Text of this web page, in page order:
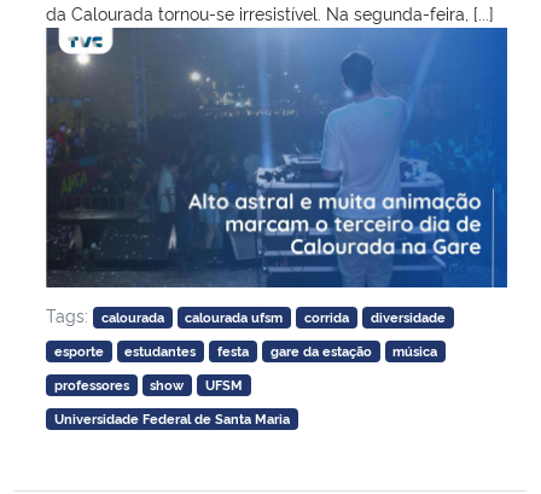
da Calourada tornou-se irresistível. Na segunda-feira, [...]
Tags: calourada calourada ufsm corrida
diversidade
esporte
estudantes festa gare da estação
música
professores
show
UFSM
Universidade Federal de Santa Maria